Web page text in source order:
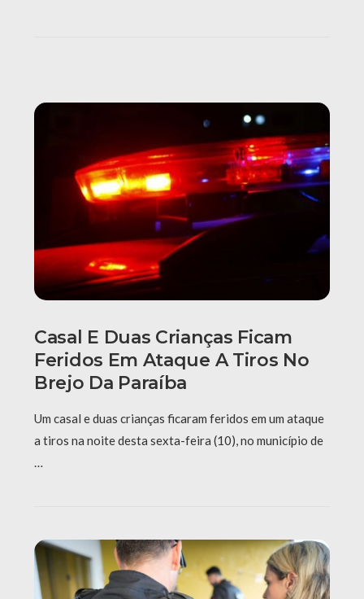
Casal E Duas Crianças Ficam
Feridos Em Ataque A Tiros No
Brejo Da Paraíba
Um casal e duas crianças ficaram feridos em um ataque
a tiros na noite desta sexta-feira (10), no município de